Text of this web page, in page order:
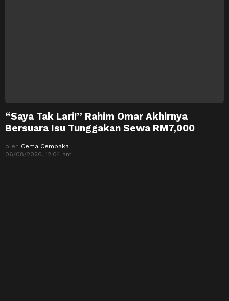
“Saya Tak Lari!” Rahim Omar Akhirnya
Bersuara Isu Tunggakan Sewa RM7,000
oleh Cema Cempaka
06/08/2026, 12:04 am